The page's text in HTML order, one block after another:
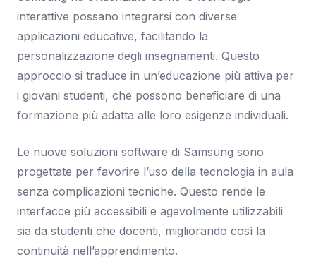
interattive possano integrarsi con diverse
applicazioni educative, facilitando la
personalizzazione degli insegnamenti. Questo
approccio si traduce in un’educazione più attiva per
i giovani studenti, che possono beneficiare di una
formazione più adatta alle loro esigenze individuali.
Le nuove soluzioni software di Samsung sono
progettate per favorire l’uso della tecnologia in aula
senza complicazioni tecniche. Questo rende le
interfacce più accessibili e agevolmente utilizzabili
sia da studenti che docenti, migliorando così la
continuità nell’apprendimento.